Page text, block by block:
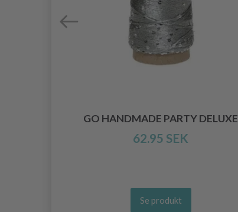
GO HANDMADE PARTY DELUXE
62.95 SEK
Se produkt